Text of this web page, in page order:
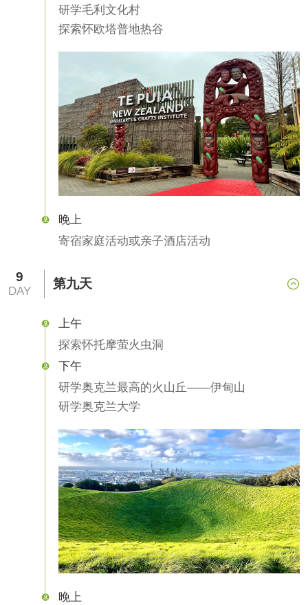
研学毛利文化村
探索怀欧塔普地热谷

晚上
寄宿家庭活动或亲子酒店活动
9
DAY
第九天 

上午
探索怀托摩萤火虫洞

下午
研学奥克兰最高的火山丘——伊甸山
研学奥克兰大学

晚上